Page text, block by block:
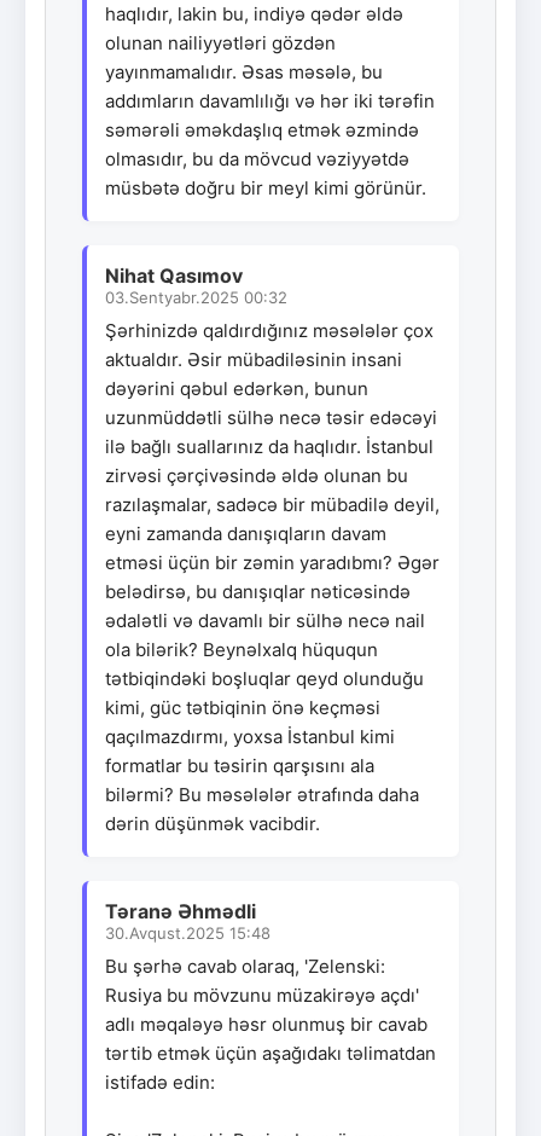
haqlıdır, lakin bu, indiyə qədər əldə
olunan nailiyyətləri gözdən
yayınmamalıdır. Əsas məsələ, bu
addımların davamlılığı və hər iki tərəfin
səmərəli əməkdaşlıq etmək əzmində
olmasıdır, bu da mövcud vəziyyətdə
müsbətə doğru bir meyl kimi görünür.
Nihat Qasımov
03.Sentyabr.2025 00:32
Şərhinizdə qaldırdığınız məsələlər çox
aktualdır. Əsir mübadiləsinin insani
dəyərini qəbul edərkən, bunun
uzunmüddətli sülhə necə təsir edəcəyi
ilə bağlı suallarınız da haqlıdır. İstanbul
zirvəsi çərçivəsində əldə olunan bu
razılaşmalar, sadəcə bir mübadilə deyil,
eyni zamanda danışıqların davam
etməsi üçün bir zəmin yaradıbmı? Əgər
belədirsə, bu danışıqlar nəticəsində
ədalətli və davamlı bir sülhə necə nail
ola bilərik? Beynəlxalq hüququn
tətbiqindəki boşluqlar qeyd olunduğu
kimi, güc tətbiqinin önə keçməsi
qaçılmazdırmı, yoxsa İstanbul kimi
formatlar bu təsirin qarşısını ala
bilərmi? Bu məsələlər ətrafında daha
dərin düşünmək vacibdir.
Təranə Əhmədli
30.Avqust.2025 15:48
Bu şərhə cavab olaraq, 'Zelenski:
Rusiya bu mövzunu müzakirəyə açdı'
adlı məqaləyə həsr olunmuş bir cavab
tərtib etmək üçün aşağıdakı təlimatdan
istifadə edin: